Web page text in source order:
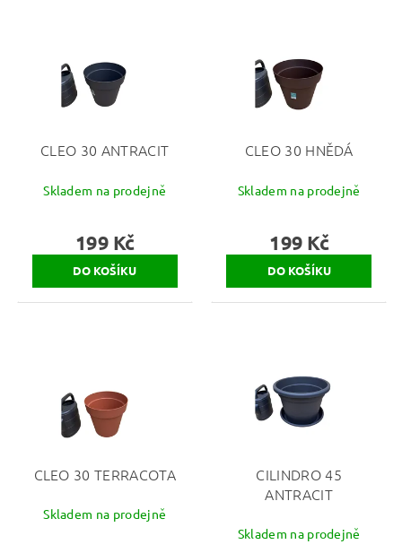
CLEO 30 ANTRACIT
Skladem na prodejně
199 Kč
CLEO 30 HNĚDÁ
Skladem na prodejně
199 Kč
CLEO 30 TERRACOTA
Skladem na prodejně
CILINDRO 45
ANTRACIT
Skladem na prodejně